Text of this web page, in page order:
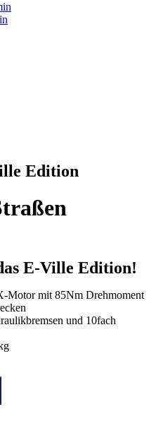
Edition
E-Ville Edition!
Motor mit 85Nm Drehmoment
und 10fach